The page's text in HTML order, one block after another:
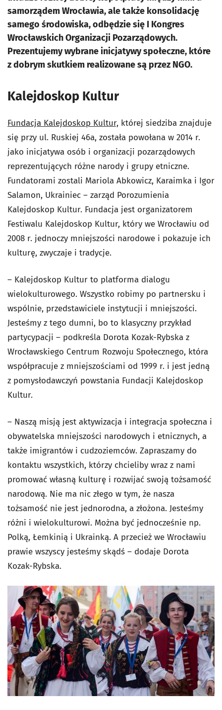
samorządem Wrocławia, ale także konsolidację
samego środowiska, odbędzie się I Kongres
Wrocławskich Organizacji Pozarządowych.
Prezentujemy wybrane inicjatywy społeczne, które
z dobrym skutkiem realizowane są przez NGO.
Kalejdoskop Kultur
Fundacja Kalejdoskop Kultur, której siedziba znajduje
się przy ul. Ruskiej 46a, została powołana w 2014 r.
jako inicjatywa osób i organizacji pozarządowych
reprezentujących różne narody i grupy etniczne.
Fundatorami zostali Mariola Abkowicz, Karaimka i Igor
Salamon, Ukrainiec – zarząd Porozumienia
Kalejdoskop Kultur. Fundacja jest organizatorem
Festiwalu Kalejdoskop Kultur, który we Wrocławiu od
2008 r. jednoczy mniejszości narodowe i pokazuje ich
kulturę, zwyczaje i tradycje.
– Kalejdoskop Kultur to platforma dialogu
wielokulturowego. Wszystko robimy po partnersku i
wspólnie, przedstawiciele instytucji i mniejszości.
Jesteśmy z tego dumni, bo to klasyczny przykład
partycypacji – podkreśla Dorota Kozak-Rybska z
Wrocławskiego Centrum Rozwoju Społecznego, która
współpracuje z mniejszościami od 1999 r. i jest jedną
z pomysłodawczyń powstania Fundacji Kalejdoskop
Kultur.
– Naszą misją jest aktywizacja i integracja społeczna i
obywatelska mniejszości narodowych i etnicznych, a
także imigrantów i cudzoziemców. Zapraszamy do
kontaktu wszystkich, którzy chcieliby wraz z nami
promować własną kulturę i rozwijać swoją tożsamość
narodową. Nie ma nic złego w tym, że nasza
tożsamość nie jest jednorodna, a złożona. Jesteśmy
różni i wielokulturowi. Można być jednocześnie np.
Polką, Łemkinią i Ukrainką. A przecież we Wrocławiu
prawie wszyscy jesteśmy skądś – dodaje Dorota
Kozak-Rybska.